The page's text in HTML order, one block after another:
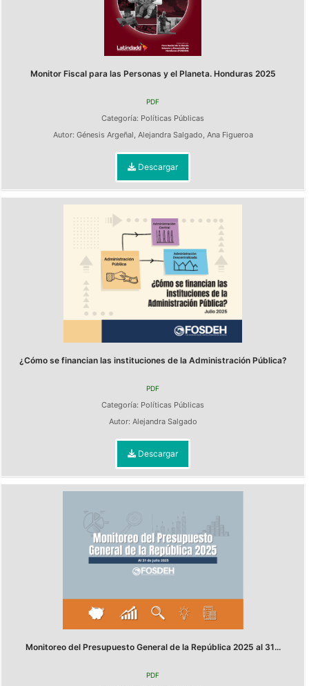
Monitor Fiscal para las Personas y el Planeta. Honduras 2025
PDF
Categoría: Políticas Públicas
Autor: Génesis Argeñal, Alejandra Salgado, Ana Figueroa
Descargar
¿Cómo se financian las instituciones de la Administración Pública?
PDF
Categoría: Políticas Públicas
Autor: Alejandra Salgado
Descargar
Monitoreo del Presupuesto General de la República 2025 al 31...
PDF